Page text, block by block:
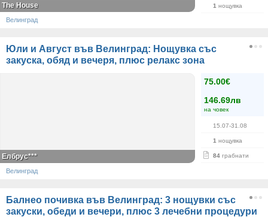
1 нощувка
The House
Велинград
Юли и Август във Велинград: Нощувка със
закуска, обяд и вечеря, плюс релакс зона
75.00€
146.69лв
на човек
15.07-31.08
1 нощувка
84 грабнати
Елбрус***
Велинград
Балнео почивка във Велинград: 3 нощувки със
закуски, обеди и вечери, плюс 3 лечебни процедури